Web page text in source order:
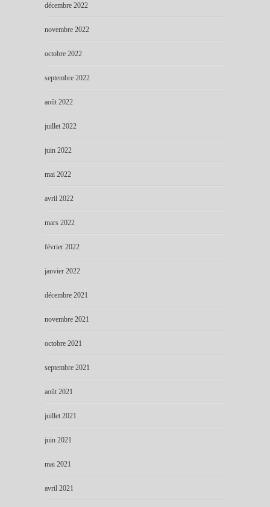
décembre 2022
novembre 2022
octobre 2022
septembre 2022
août 2022
juillet 2022
juin 2022
mai 2022
avril 2022
mars 2022
février 2022
janvier 2022
décembre 2021
novembre 2021
octobre 2021
septembre 2021
août 2021
juillet 2021
juin 2021
mai 2021
avril 2021